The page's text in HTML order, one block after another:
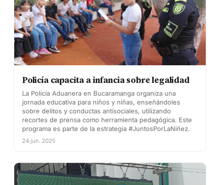
Policía capacita a infancia sobre legalidad
La Policía Aduanera en Bucaramanga organiza una
jornada educativa para niños y niñas, enseñándoles
sobre delitos y conductas antisociales, utilizando
recortes de prensa como herramienta pedagógica. Este
programa es parte de la estrategia #JuntosPorLaNiñez.
24 jun. 2025